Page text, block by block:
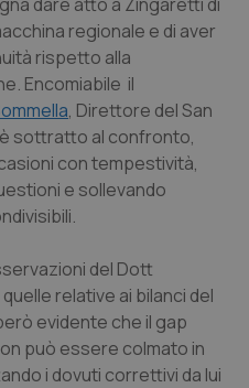
di Trento
Ulcerosa
neurodegenerative
regionale e di aver
rispetto alla
Encomiabile il
, Direttore del San
sottratto al confronto,
con tempestività,
e sollevando
del Dott
relative ai bilanci del
evidente che il gap
può essere colmato in
i dovuti correttivi da lui